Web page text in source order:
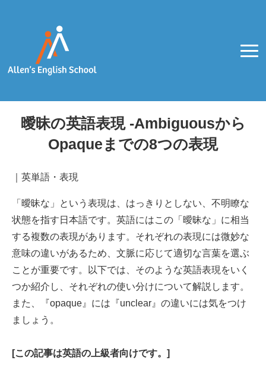
曖昧の英語表現 -Ambiguousから
Opaqueまでの8つの表現
英単語・表現
「曖昧な」という表現は、はっきりとしない、不明瞭な
状態を指す日本語です。英語にはこの「曖昧な」に相当
する複数の表現があります。それぞれの表現には微妙な
意味の違いがあるため、文脈に応じて適切な言葉を選ぶ
ことが重要です。以下では、そのような英語表現をいく
つか紹介し、それぞれの使い分けについて解説します。
また、『opaque』には『unclear』の違いには気をつけ
ましょう。
[この記事は英語の上級者向けです。]